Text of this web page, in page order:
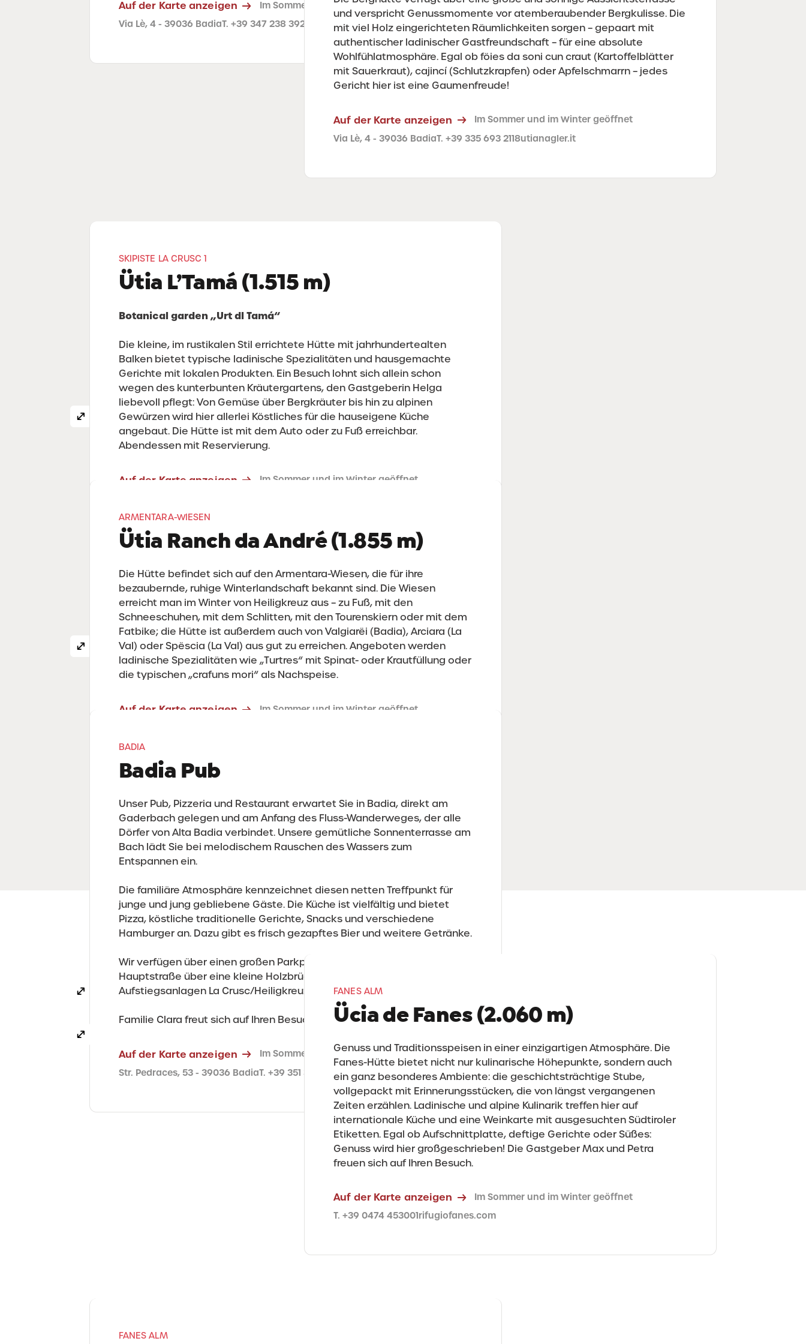
Auf der Karte anzeigen
Im Sommer und im Winter geöffnet
Via Lè, 4 - 39036 BadiaT. +39 347 238 3927 rifugiolee.it
und verspricht Genussmomente vor atemberaubender Bergkulisse. Die
mit viel Holz eingerichteten Räumlichkeiten sorgen – gepaart mit
authentischer ladinischer Gastfreundschaft – für eine absolute
Wohlfühlatmosphäre. Egal ob föies da soni cun craut (Kartoffelblätter
mit Sauerkraut), cajincí (Schlutzkrapfen) oder Apfelschmarrn – jedes
Gericht hier ist eine Gaumenfreude!
Auf der Karte anzeigen
Im Sommer und im Winter geöffnet
Via Lè, 4 - 39036 BadiaT. +39 335 693 2118utianagler.it
SKIPISTE LA CRUSC 1
Ütia L’Tamá (1.515 m)
Botanical garden „Urt dl Tamá“
Die kleine, im rustikalen Stil errichtete Hütte mit jahrhundertealten
Balken bietet typische ladinische Spezialitäten und hausgemachte
Gerichte mit lokalen Produkten. Ein Besuch lohnt sich allein schon
wegen des kunterbunten Kräutergartens, den Gastgeberin Helga
liebevoll pflegt: Von Gemüse über Bergkräuter bis hin zu alpinen
Gewürzen wird hier allerlei Köstliches für die hauseigene Küche
angebaut. Die Hütte ist mit dem Auto oder zu Fuß erreichbar.
Abendessen mit Reservierung.
Auf der Karte anzeigen
Im Sommer und im Winter geöffnet
ARMENTARA-WIESEN
Ütia Ranch da André (1.855 m)
Die Hütte befindet sich auf den Armentara-Wiesen, die für ihre
bezaubernde, ruhige Winterlandschaft bekannt sind. Die Wiesen
erreicht man im Winter von Heiligkreuz aus – zu Fuß, mit den
Schneeschuhen, mit dem Schlitten, mit den Tourenskiern oder mit dem
Fatbike; die Hütte ist außerdem auch von Valgiarëi (Badia), Arciara (La
Val) oder Spëscia (La Val) aus gut zu erreichen. Angeboten werden
ladinische Spezialitäten wie „Turtres“ mit Spinat- oder Krautfüllung oder
die typischen „crafuns mori“ als Nachspeise.
Auf der Karte anzeigen
Im Sommer und im Winter geöffnet
BADIA
Badia Pub
Unser Pub, Pizzeria und Restaurant erwartet Sie in Badia, direkt am
Gaderbach gelegen und am Anfang des Fluss-Wanderweges, der alle
Dörfer von Alta Badia verbindet. Unsere gemütliche Sonnenterrasse am
Bach lädt Sie bei melodischem Rauschen des Wassers zum
Entspannen ein.
Die familiäre Atmosphäre kennzeichnet diesen netten Treffpunkt für
junge und jung gebliebene Gäste. Die Küche ist vielfältig und bietet
Pizza, köstliche traditionelle Gerichte, Snacks und verschiedene
Hamburger an. Dazu gibt es frisch gezapftes Bier und weitere Getränke.
Wir verfügen über einen großen Parkplatz und sind von der
Hauptstraße über eine kleine Holzbrücke leicht erreichbar. Die
Aufstiegsanlagen La Crusc/Heiligkreuz sind in 2 Min. zu Fuß erreichbar.
Familie Clara freut sich auf Ihren Besuch.
Auf der Karte anzeigen
Im Sommer und im Winter geöffnet
Str. Pedraces, 53 - 39036 BadiaT. +39 351 327 9791badia-pub.com
FANES ALM
Ücia de Fanes (2.060 m)
Genuss und Traditionsspeisen in einer einzigartigen Atmosphäre. Die
Fanes-Hütte bietet nicht nur kulinarische Höhepunkte, sondern auch
ein ganz besonderes Ambiente: die geschichtsträchtige Stube,
vollgepackt mit Erinnerungsstücken, die von längst vergangenen
Zeiten erzählen. Ladinische und alpine Kulinarik treffen hier auf
internationale Küche und eine Weinkarte mit ausgesuchten Südtiroler
Etiketten. Egal ob Aufschnittplatte, deftige Gerichte oder Süßes:
Genuss wird hier großgeschrieben! Die Gastgeber Max und Petra
freuen sich auf Ihren Besuch.
Auf der Karte anzeigen
Im Sommer und im Winter geöffnet
T. +39 0474 453001rifugiofanes.com
FANES ALM